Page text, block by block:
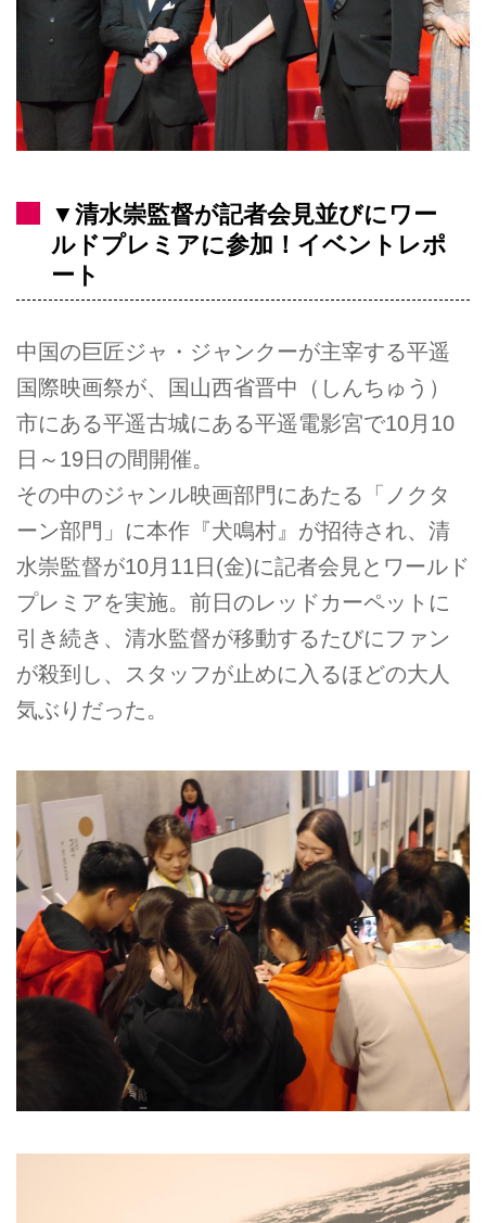
▼清水崇監督が記者会見並びにワー
ルドプレミアに参加！イベントレポ
ート
中国の巨匠ジャ・ジャンクーが主宰する平遥
国際映画祭が、国山西省晋中（しんちゅう）
市にある平遥古城にある平遥電影宮で10月10
日～19日の間開催。
その中のジャンル映画部門にあたる「ノクタ
ーン部門」に本作『犬鳴村』が招待され、清
水崇監督が10月11日(金)に記者会見とワールド
プレミアを実施。前日のレッドカーペットに
引き続き、清水監督が移動するたびにファン
が殺到し、スタッフが止めに入るほどの大人
気ぶりだった。